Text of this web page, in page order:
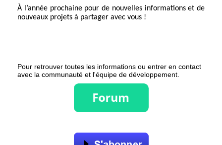
À l’année prochaine pour de nouvelles informations et de
nouveaux projets à partager avec vous !
Pour retrouver toutes les informations ou entrer en contact
avec la communauté et l'équipe de développement.